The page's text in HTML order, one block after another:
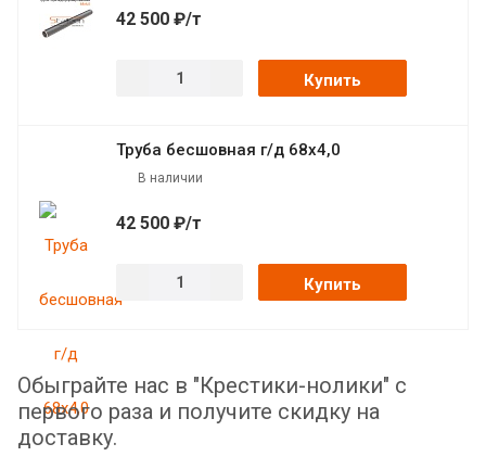
42 500 ₽/т
Купить
Труба бесшовная г/д 68х4,0
В наличии
42 500 ₽/т
Купить
Обыграйте нас в "Крестики-нолики" с
первого раза и получите скидку на
доставку.